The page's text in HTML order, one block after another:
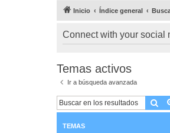
Inicio Índice general
Connect with your social
Temas activos
Ir a búsqueda avanzada
TEMAS